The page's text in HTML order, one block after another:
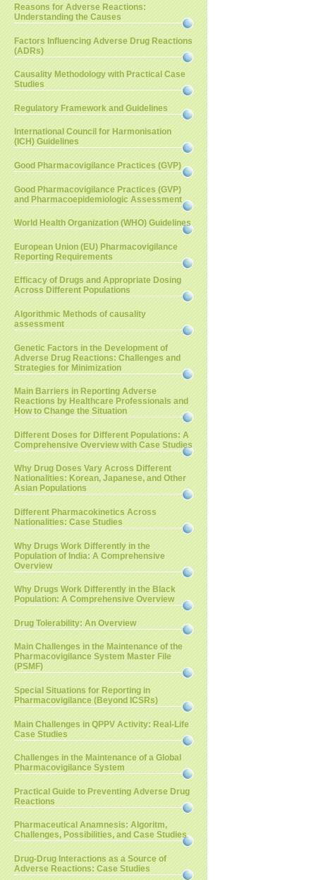
Reasons for Adverse Reactions:
Understanding the Causes
Factors Influencing Adverse Drug Reactions
(ADRs)
Causality Methodology with Practical Case
Studies
Regulatory Framework and Guidelines
International Council for Harmonisation
(ICH) Guidelines
Good Pharmacovigilance Practices (GVP)
Good Pharmacovigilance Practices (GVP)
and Pharmacoepidemiologic Assessment
World Health Organization (WHO) Guidelines
European Union (EU) Pharmacovigilance
Reporting Requirements
Efficacy of Drugs and Appropriate Dosing
Across Different Populations
Algorithmic Methods of causality
assessment
Genetic Factors in the Development of
Adverse Drug Reactions: Challenges and
Strategies for Minimization
Main Barriers in Reporting Adverse
Reactions by Healthcare Professionals and
How to Change the Situation
Different Doses for Different Populations: A
Comprehensive Overview with Case Studies
Why Drug Doses Vary Across Different
Nationalities: Korean, Japanese, and Other
Asian Populations
Different Pharmacokinetics Across
Nationalities: Case Studies
Why Drugs Work Differently in the
Population of India: A Comprehensive
Overview
Why Drugs Work Differently in the Black
Population: A Comprehensive Overview
Drug Tolerability: An Overview
Main Challenges in the Maintenance of the
Pharmacovigilance System Master File
(PSMF)
Special Situations for Reporting in
Pharmacovigilance (Beyond ICSRs)
Main Challenges in QPPV Activity: Real-Life
Case Studies
Challenges in the Maintenance of a Global
Pharmacovigilance System
Practical Guide to Preventing Adverse Drug
Reactions
Pharmaceutical Anamnesis: Algoritm,
Challenges, Possibilities, and Case Studies
Drug-Drug Interactions as a Source of
Adverse Reactions: Case Studies